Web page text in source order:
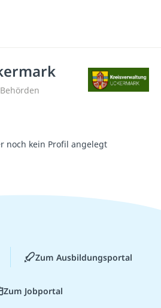
noch kein Profil angelegt
Zum Ausbildungsportal
Zum Jobportal